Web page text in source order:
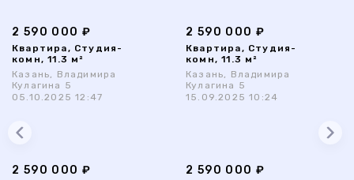
2 590 000 ₽
Квартира, Студия-
комн, 11.3 м²
Казань, Владимира
Кулагина 5
05.10.2025 12:47
2 590 000 ₽
Квартира, Студия-
комн, 11.3 м²
Казань, Владимира
Кулагина 5
15.09.2025 10:24
2 590 000 ₽ 2 590 000 ₽